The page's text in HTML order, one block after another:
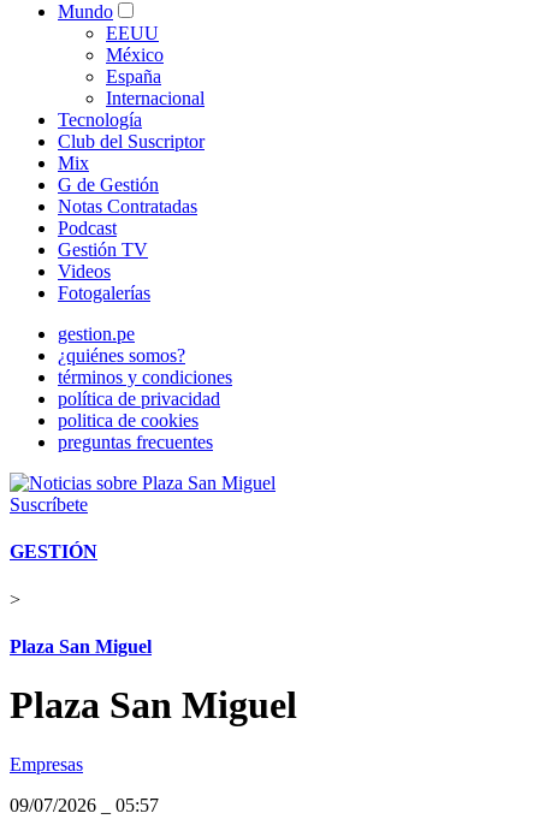
Mundo
EEUU
México
España
Internacional
Tecnología
Club del Suscriptor
Mix
G de Gestión
Notas Contratadas
Podcast
Gestión TV
Videos
Fotogalerías
gestion.pe
¿quiénes somos?
términos y condiciones
política de privacidad
politica de cookies
preguntas frecuentes
Suscríbete
GESTIÓN
>
Plaza San Miguel
Plaza San Miguel
Empresas
09/07/2026
05:57